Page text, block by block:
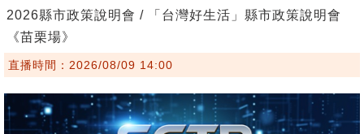
2026縣市政策說明會 / 「台灣好生活」縣市政策說明會
《苗栗場》
直播時間：2026/08/09 14:00